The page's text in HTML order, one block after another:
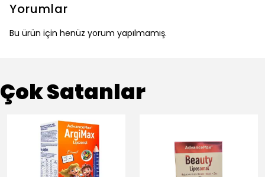
Yorumlar
Bu ürün için henüz yorum yapılmamış.
Çok Satanlar